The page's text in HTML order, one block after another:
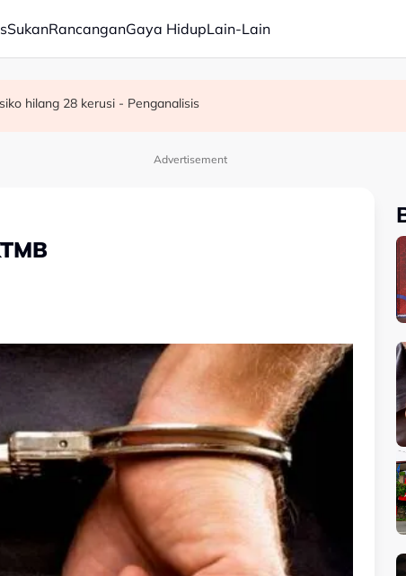
SukanRancanganGaya HidupLain-Lain
ADTEC-ITE Singapura
kes seksual OKU
hilang 28 kerusi - Penganalisis
Advertisement